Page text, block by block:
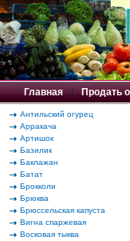
Главная | Продать
Антильский огурец
Арракача
Артишок
Базилик
Баклажан
Батат
Брокколи
Брюква
Брюссельская капуста
Вигна спаржевая
Восковая тыква